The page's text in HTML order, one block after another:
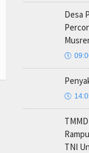
Desa
🕔
🕔
TNI